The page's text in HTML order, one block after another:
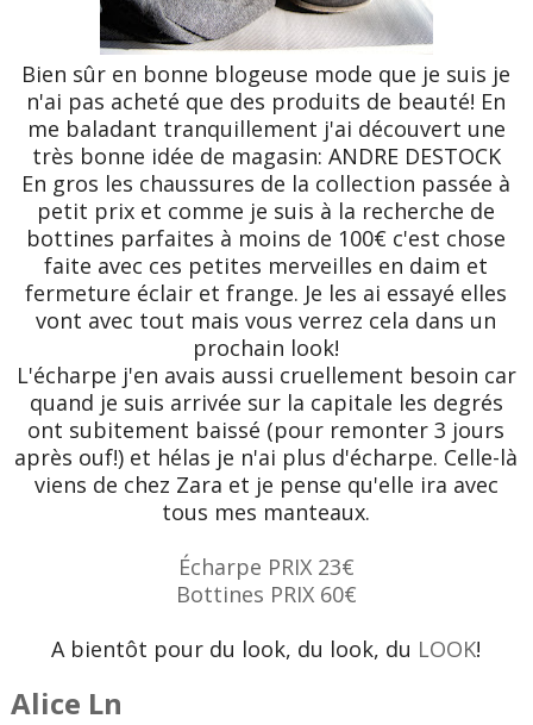
Bien sûr en bonne blogeuse mode que je suis je
n'ai pas acheté que des produits de beauté! En
me baladant tranquillement j'ai découvert une
très bonne idée de magasin: ANDRE DESTOCK
En gros les chaussures de la collection passée à
petit prix et comme je suis à la recherche de
bottines parfaites à moins de 100€ c'est chose
faite avec ces petites merveilles en daim et
fermeture éclair et frange. Je les ai essayé elles
vont avec tout mais vous verrez cela dans un
prochain look!
L'écharpe j'en avais aussi cruellement besoin car
quand je suis arrivée sur la capitale les degrés
ont subitement baissé (pour remonter 3 jours
après ouf!) et hélas je n'ai plus d'écharpe. Celle-là
viens de chez Zara et je pense qu'elle ira avec
tous mes manteaux.
Écharpe PRIX 23€
Bottines PRIX 60€
A bientôt pour du look, du look, du LOOK!
Alice Ln